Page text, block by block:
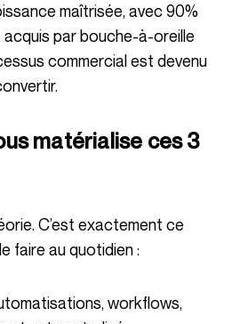
maîtrisée, avec 90%
par bouche-à-oreille
commercial est devenu
faire au quotidien :
workflows,